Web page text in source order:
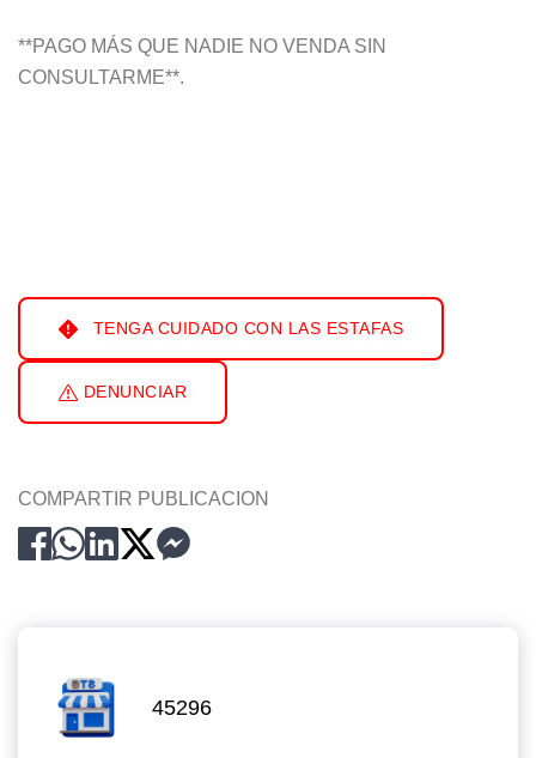
**PAGO MÁS QUE NADIE NO VENDA SIN
CONSULTARME**.
TENGA CUIDADO CON LAS ESTAFAS
DENUNCIAR
COMPARTIR PUBLICACION
45296